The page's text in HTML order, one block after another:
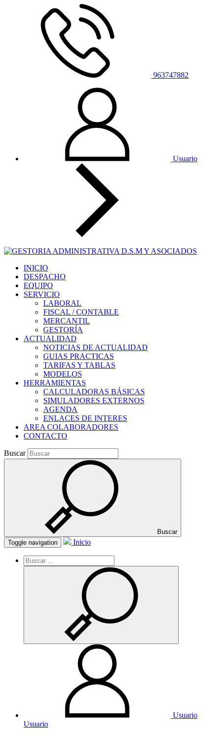
963747882
Usuario
INICIO
DESPACHO
EQUIPO
SERVICIO
LABORAL
FISCAL / CONTABLE
MERCANTIL
GESTORÍA
ACTUALIDAD
NOTICIAS DE ACTUALIDAD
GUIAS PRACTICAS
TARIFAS Y TABLAS
MODELOS
HERRAMIENTAS
CALCULADORAS BÁSICAS
SIMULADORES EXTERNOS
AGENDA
ENLACES DE INTERES
AREA COLABORADORES
CONTACTO
Buscar
Buscar
Toggle navigation
Inicio
Usuario
Usuario